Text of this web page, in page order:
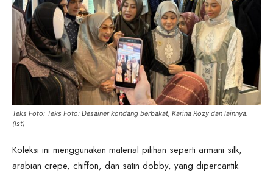
Teks Foto: Teks Foto: Desainer kondang berbakat, Karina Rozy dan lainnya.
(ist)
Koleksi ini menggunakan material pilihan seperti armani silk,
arabian crepe, chiffon, dan satin dobby, yang dipercantik